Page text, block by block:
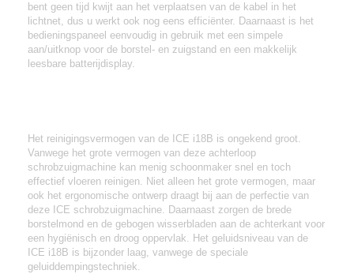
bent geen tijd kwijt aan het verplaatsen van de kabel in het
lichtnet, dus u werkt ook nog eens efficiënter. Daarnaast is het
bedieningspaneel eenvoudig in gebruik met een simpele
aan/uitknop voor de borstel- en zuigstand en een makkelijk
leesbare batterijdisplay.
Het reinigingsvermogen van de ICE i18B is ongekend groot.
Vanwege het grote vermogen van deze achterloop
schrobzuigmachine kan menig schoonmaker snel en toch
effectief vloeren reinigen. Niet alleen het grote vermogen, maar
ook het ergonomische ontwerp draagt bij aan de perfectie van
deze ICE schrobzuigmachine. Daarnaast zorgen de brede
borstelmond en de gebogen wisserbladen aan de achterkant voor
een hygiënisch en droog oppervlak. Het geluidsniveau van de
ICE i18B is bijzonder laag, vanwege de speciale
geluiddempingstechniek.